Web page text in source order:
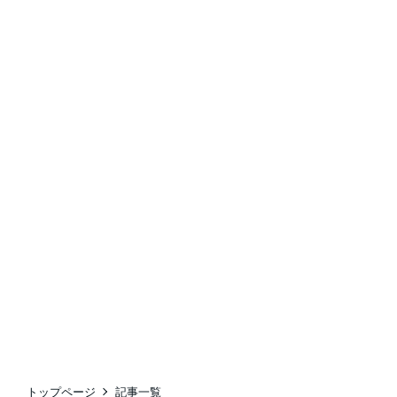
トップページ 記事一覧